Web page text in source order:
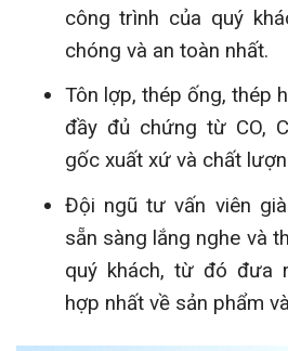
công trình của quý
chóng và an toàn nhất.
Tôn lợp, thép ống, thép
đầy đủ chứng từ CO,
gốc xuất xứ và chất
Đội ngũ tư vấn viên
sẵn sàng lắng nghe và
quý khách, từ đó đưa
hợp nhất về sản phẩm